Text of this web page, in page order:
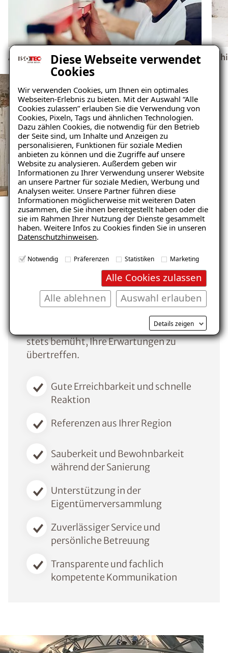
Diese Webseite verwendet
Cookies
Wir verwenden Cookies, um Ihnen ein optimales
Webseiten-Erlebnis zu bieten. Mit der Auswahl “Alle
Cookies zulassen” erlauben Sie die Verwendung von
Cookies, Pixeln, Tags und ähnlichen Technologien.
Dazu zählen Cookies, die notwendig für den Betrieb
der Seite sind, um Inhalte und Anzeigen zu
personalisieren, Funktionen für soziale Medien
anbieten zu können und die Zugriffe auf unsere
Website zu analysieren. Außerdem geben wir
Informationen zu Ihrer Verwendung unserer Website
an unsere Partner für soziale Medien, Werbung und
Analysen weiter. Unsere Partner führen diese
Informationen möglicherweise mit weiteren Daten
zusammen, die Sie ihnen bereitgestellt haben oder die
sie im Rahmen Ihrer Nutzung der Dienste gesammelt
haben. Weitere Infos zu Cookies finden Sie in unseren
Datenschutzhinweisen.
Notwendig Präferenzen Statistiken Marketing
Alle Cookies zulassen
Auswahl erlauben
Alle ablehnen
Details zeigen
Abdichtungen
Das können Sie von uns
erwarten
Als professioneller Partner können Sie
kompetente Zusammenarbeit erwarten.
Wir legen großen Wert auf eine
individuelle Beratung und eine
maßgeschneiderte Lösung für Ihre
Bedürfnisse. Dabei halten wir uns stets
an höchste Qualitätsstandards und sind
stets bemüht, Ihre Erwartungen zu
übertreffen.
Gute Erreichbarkeit und schnelle
Reaktion
Referenzen aus Ihrer Region
Sauberkeit und Bewohnbarkeit
während der Sanierung
Unterstützung in der
Eigentümerversammlung
Zuverlässiger Service und
persönliche Betreuung
Transparente und fachlich
kompetente Kommunikation